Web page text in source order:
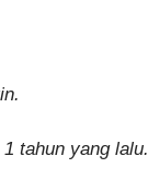
tahun yang lalu.